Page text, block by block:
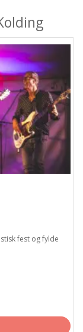
fest og fylde